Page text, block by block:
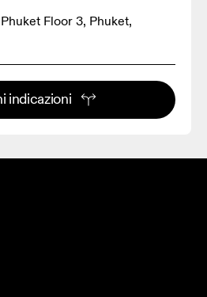
Floor 3, Phuket,
indicazioni